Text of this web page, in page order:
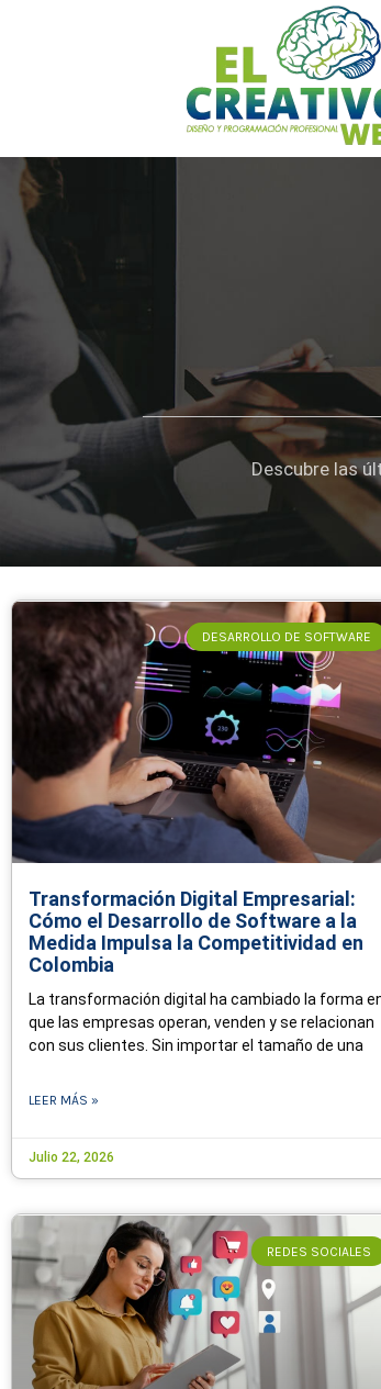
Descubre las
DESARROLLO DE SOFTWARE
Transformación Digital Empresarial:
Cómo el Desarrollo de Software a la
Medida Impulsa la Competitividad en
Colombia
La transformación digital ha cambiado la forma
que las empresas operan, venden y se relacionan
con sus clientes. Sin importar el tamaño de una
LEER MÁS »
Julio 22, 2026
REDES SOCIALES